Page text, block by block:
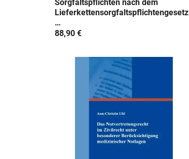
Sorgfaltspflichten nach dem
Lieferkettensorgfaltspflichtengesetz
…
88,90 €